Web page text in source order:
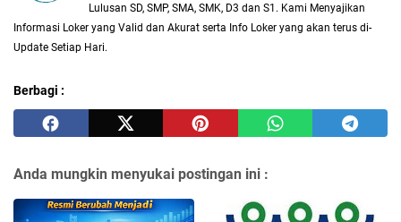
Lulusan SD, SMP, SMA, SMK, D3 dan S1. Kami Menyajikan
Informasi Loker yang Valid dan Akurat serta Info Loker yang akan terus di-
Update Setiap Hari.
Berbagi :
Anda mungkin menyukai postingan ini :